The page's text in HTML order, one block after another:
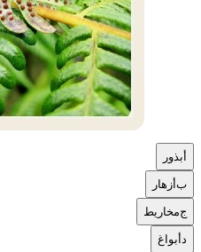
بذور
بأزهار
جمخاريط
أبواغ